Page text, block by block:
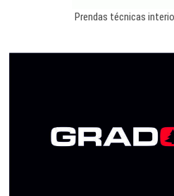
Prendas técnicas